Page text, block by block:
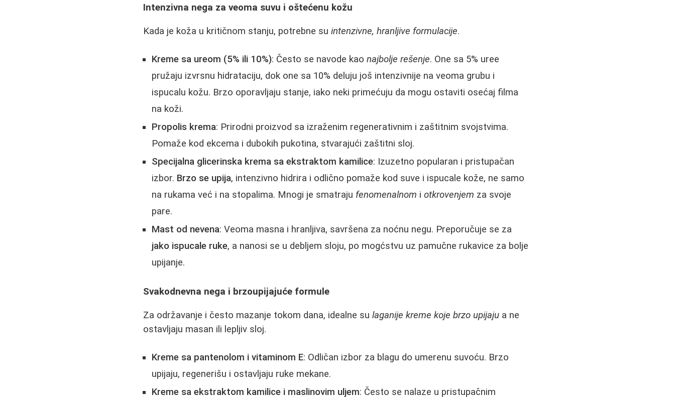
Intenzivna nega za veoma suvu i oštećenu kožu
Kada je koža u kritičnom stanju, potrebne suintenzivne, hranljive formulacije.
Kreme sa ureom (5% ili 10%): Često se navode kaonajbolje rešenje. One sa 5% uree
pružaju izvrsnu hidrataciju, dok one sa 10% deluju još intenzivnije na veoma grubu i
ispucalu kožu. Brzo oporavljaju stanje, iako neki primećuju da mogu ostaviti osećaj filma
na koži.
Propolis krema: Prirodni proizvod sa izraženim regenerativnim i zaštitnim svojstvima.
Pomaže kod ekcema i dubokih pukotina, stvarajući zaštitni sloj.
Specijalna glicerinska krema sa ekstraktom kamilice: Izuzetno popularan i pristupačan
izbor. Brzo se upija, intenzivno hidrira i odlično pomaže kod suve i ispucale kože, ne samo
na rukama već i na stopalima. Mnogi je smatraju fenomenalnom iotkrovenjem za svoje
pare.
Mast od nevena: Veoma masna i hranljiva, savršena za noćnu negu. Preporučuje se za
jako ispucale ruke, a nanosi se u debljem sloju, po mogćstvu uz pamučne rukavice za bolje
upijanje.
Svakodnevna nega i brzoupijajuće formule
Za održavanje i često mazanje tokom dana, idealne sulaganije kreme koje brzo upijaju a ne
ostavljaju masan ili lepljiv sloj.
Kreme sa pantenolom i vitaminom E: Odličan izbor za blagu do umerenu suvoću. Brzo
upijaju, regenerišu i ostavljaju ruke mekane.
Kreme sa ekstraktom kamilice i maslinovim uljem: Često se nalaze u pristupačnim